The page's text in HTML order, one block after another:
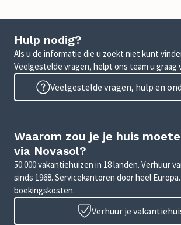
Hulp nodig?
Als u de informatie die u zoekt niet kunt
Veelgestelde vragen, helpt ons team u graag
Veelgestelde vragen, hulp en
Waarom zou je je huis
via Novasol?
50.000 vakantiehuizen in 18 landen. Verhuur
sinds 1968. Servicekantoren door heel
boekingskosten.
Verhuur je